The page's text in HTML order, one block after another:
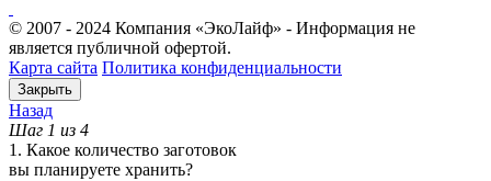
© 2007 - 2024 Компания «ЭкоЛайф» - Информация не
является публичной офертой.
Карта сайта Политика конфиденциальности
Закрыть
Назад
Шаг 1 из 4
1. Какое количество заготовок
вы планируете хранить?